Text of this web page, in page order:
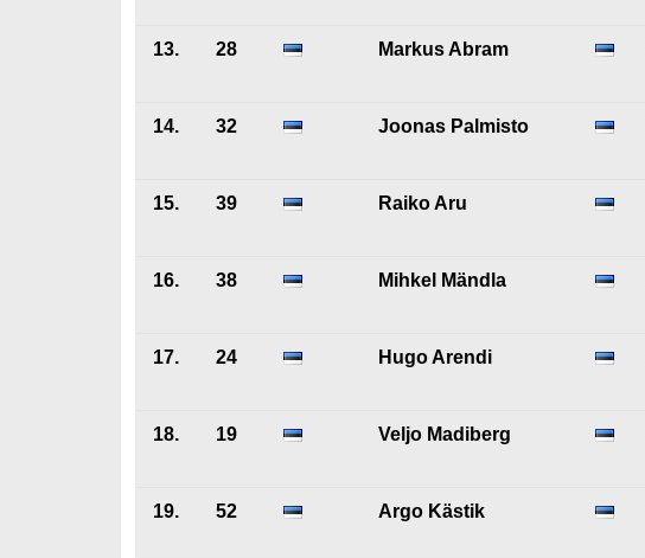
13. 28 Markus Abram
14. 32 Joonas Palmisto
15. 39 Raiko Aru
16. 38 Mihkel Mändla
17. 24 Hugo Arendi
18. 19 Veljo Madiberg
19. 52 Argo Kästik